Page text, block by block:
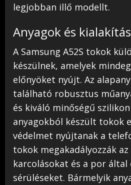
legjobban illő modellt.
Anyagok és kialakítás
A Samsung A52S tokok
készülnek, amelyek
előnyöket nyújt. Az
található robusztus
és kiváló minőségű
anyagokból készült tokok
védelmet nyújtanak a
tokok megakadályozzák
karcolásokat és a por
sérüléseket. Bármelyik